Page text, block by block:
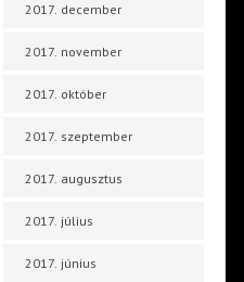
2017. december
2017. november
2017. október
2017. szeptember
2017. augusztus
2017. július
2017. június